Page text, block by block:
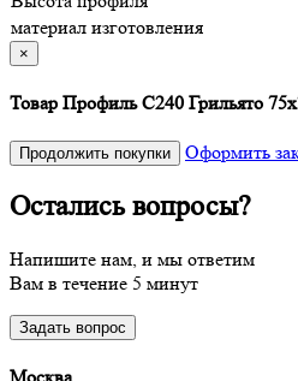
серебро
материал изготовления
×
Товар Профиль С240 Грильято
Продолжить покупки Оформить
Остались вопросы?
Напишите нам, и мы ответим
Вам в течение 5 минут
Задать вопрос